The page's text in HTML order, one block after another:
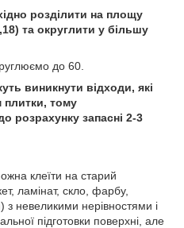
розділити на площу
та округлити у більшу
до 60.
виникнути відходи, які
плитки, тому
розрахунку запасні 2-3
клеїти на старий
ламінат, скло, фарбу,
з невеликими нерівностями і
підготовки поверхні, але